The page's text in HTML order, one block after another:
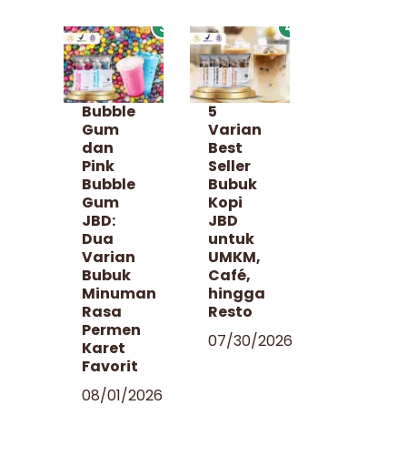
3
Bubble
Gum
dan
Pink
Bubble
Gum
JBD:
Dua
Varian
Bubuk
Minuman
Rasa
Permen
Karet
Favorit
08/01/2026
4
5
Varian
Best
Seller
Bubuk
Kopi
JBD
untuk
UMKM,
Café,
hingga
Resto
07/30/2026